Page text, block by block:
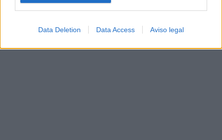
Data Deletion Data Access Aviso legal